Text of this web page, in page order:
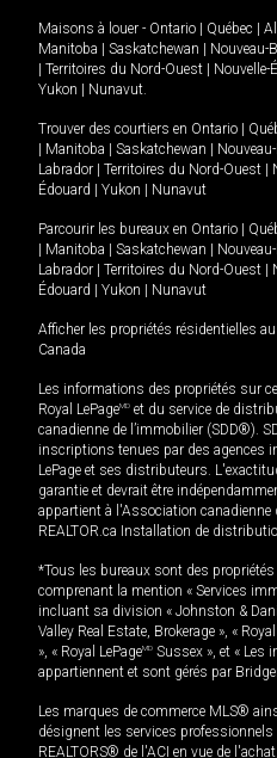
Maisons à louer - Ontario Québec
Manitoba
Saskatchewan Nouveau-
Territoires du Nord-Ouest Nouvelle-
Yukon
Nunavut.
Trouver des courtiers en Ontario
Manitoba Saskatchewan
Labrador
Territoires du Nord-Ouest
Édouard
Yukon Nunavut
Parcourir les bureaux en Ontario
Manitoba Saskatchewan
Labrador
Territoires du Nord-Ouest
Édouard
Yukon Nunavut
Afficher les propriétés résidentielles
Canada
Les informations des propriétés sur
Royal LePageMD et du service de
canadienne de l’immobilier (SDD®).
inscriptions tenues par des agences
LePage et ses distributeurs.
garantie et devrait être
appartient à l'Association canadienne
REALTOR.ca Installation de
*Tous les bureaux sont des
comprenant la mention « Services
incluant sa division « Johnston &
Valley Real Estate, Brokerage », «
», « Royal LePageMD Sussex », et « Les
appartiennent et sont gérés par
Les marques de commerce MLS®
désignent les services
REALTORS® de l'ACI en vue de